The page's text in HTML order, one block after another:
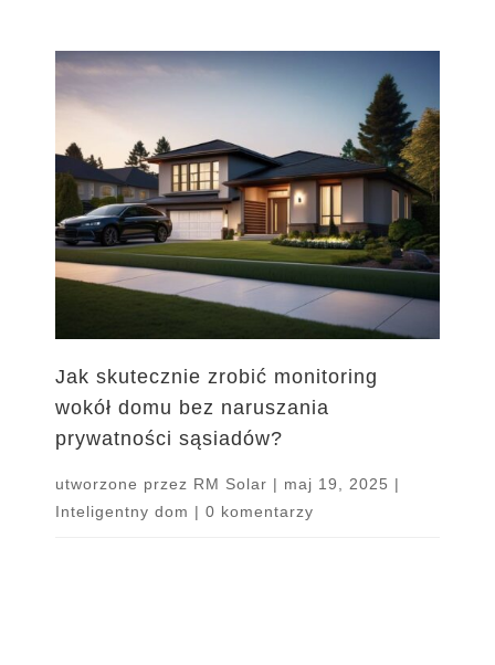
Jak skutecznie zrobić monitoring
wokół domu bez naruszania
prywatności sąsiadów?
utworzone przez RM Solar | maj 19, 2025 |
Inteligentny dom |0 komentarzy